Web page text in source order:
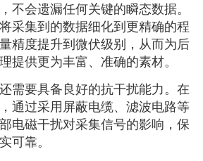
不会遗漏任何关键的瞬态数据。
采集到的数据细化到更精确的程
精度提升到微伏级别，从而为后
提供更为丰富、准确的素材。
需要具备良好的抗干扰能力。在
通过采用屏蔽电缆、滤波电路等
电磁干扰对采集信号的影响，保
可靠。